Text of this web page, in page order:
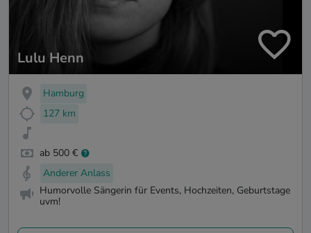
Lulu Henn
Hamburg
127 km
ab 500 €
Anderer Anlass
Humorvolle Sängerin für Events, Hochzeiten, Geburtstage
uvm!